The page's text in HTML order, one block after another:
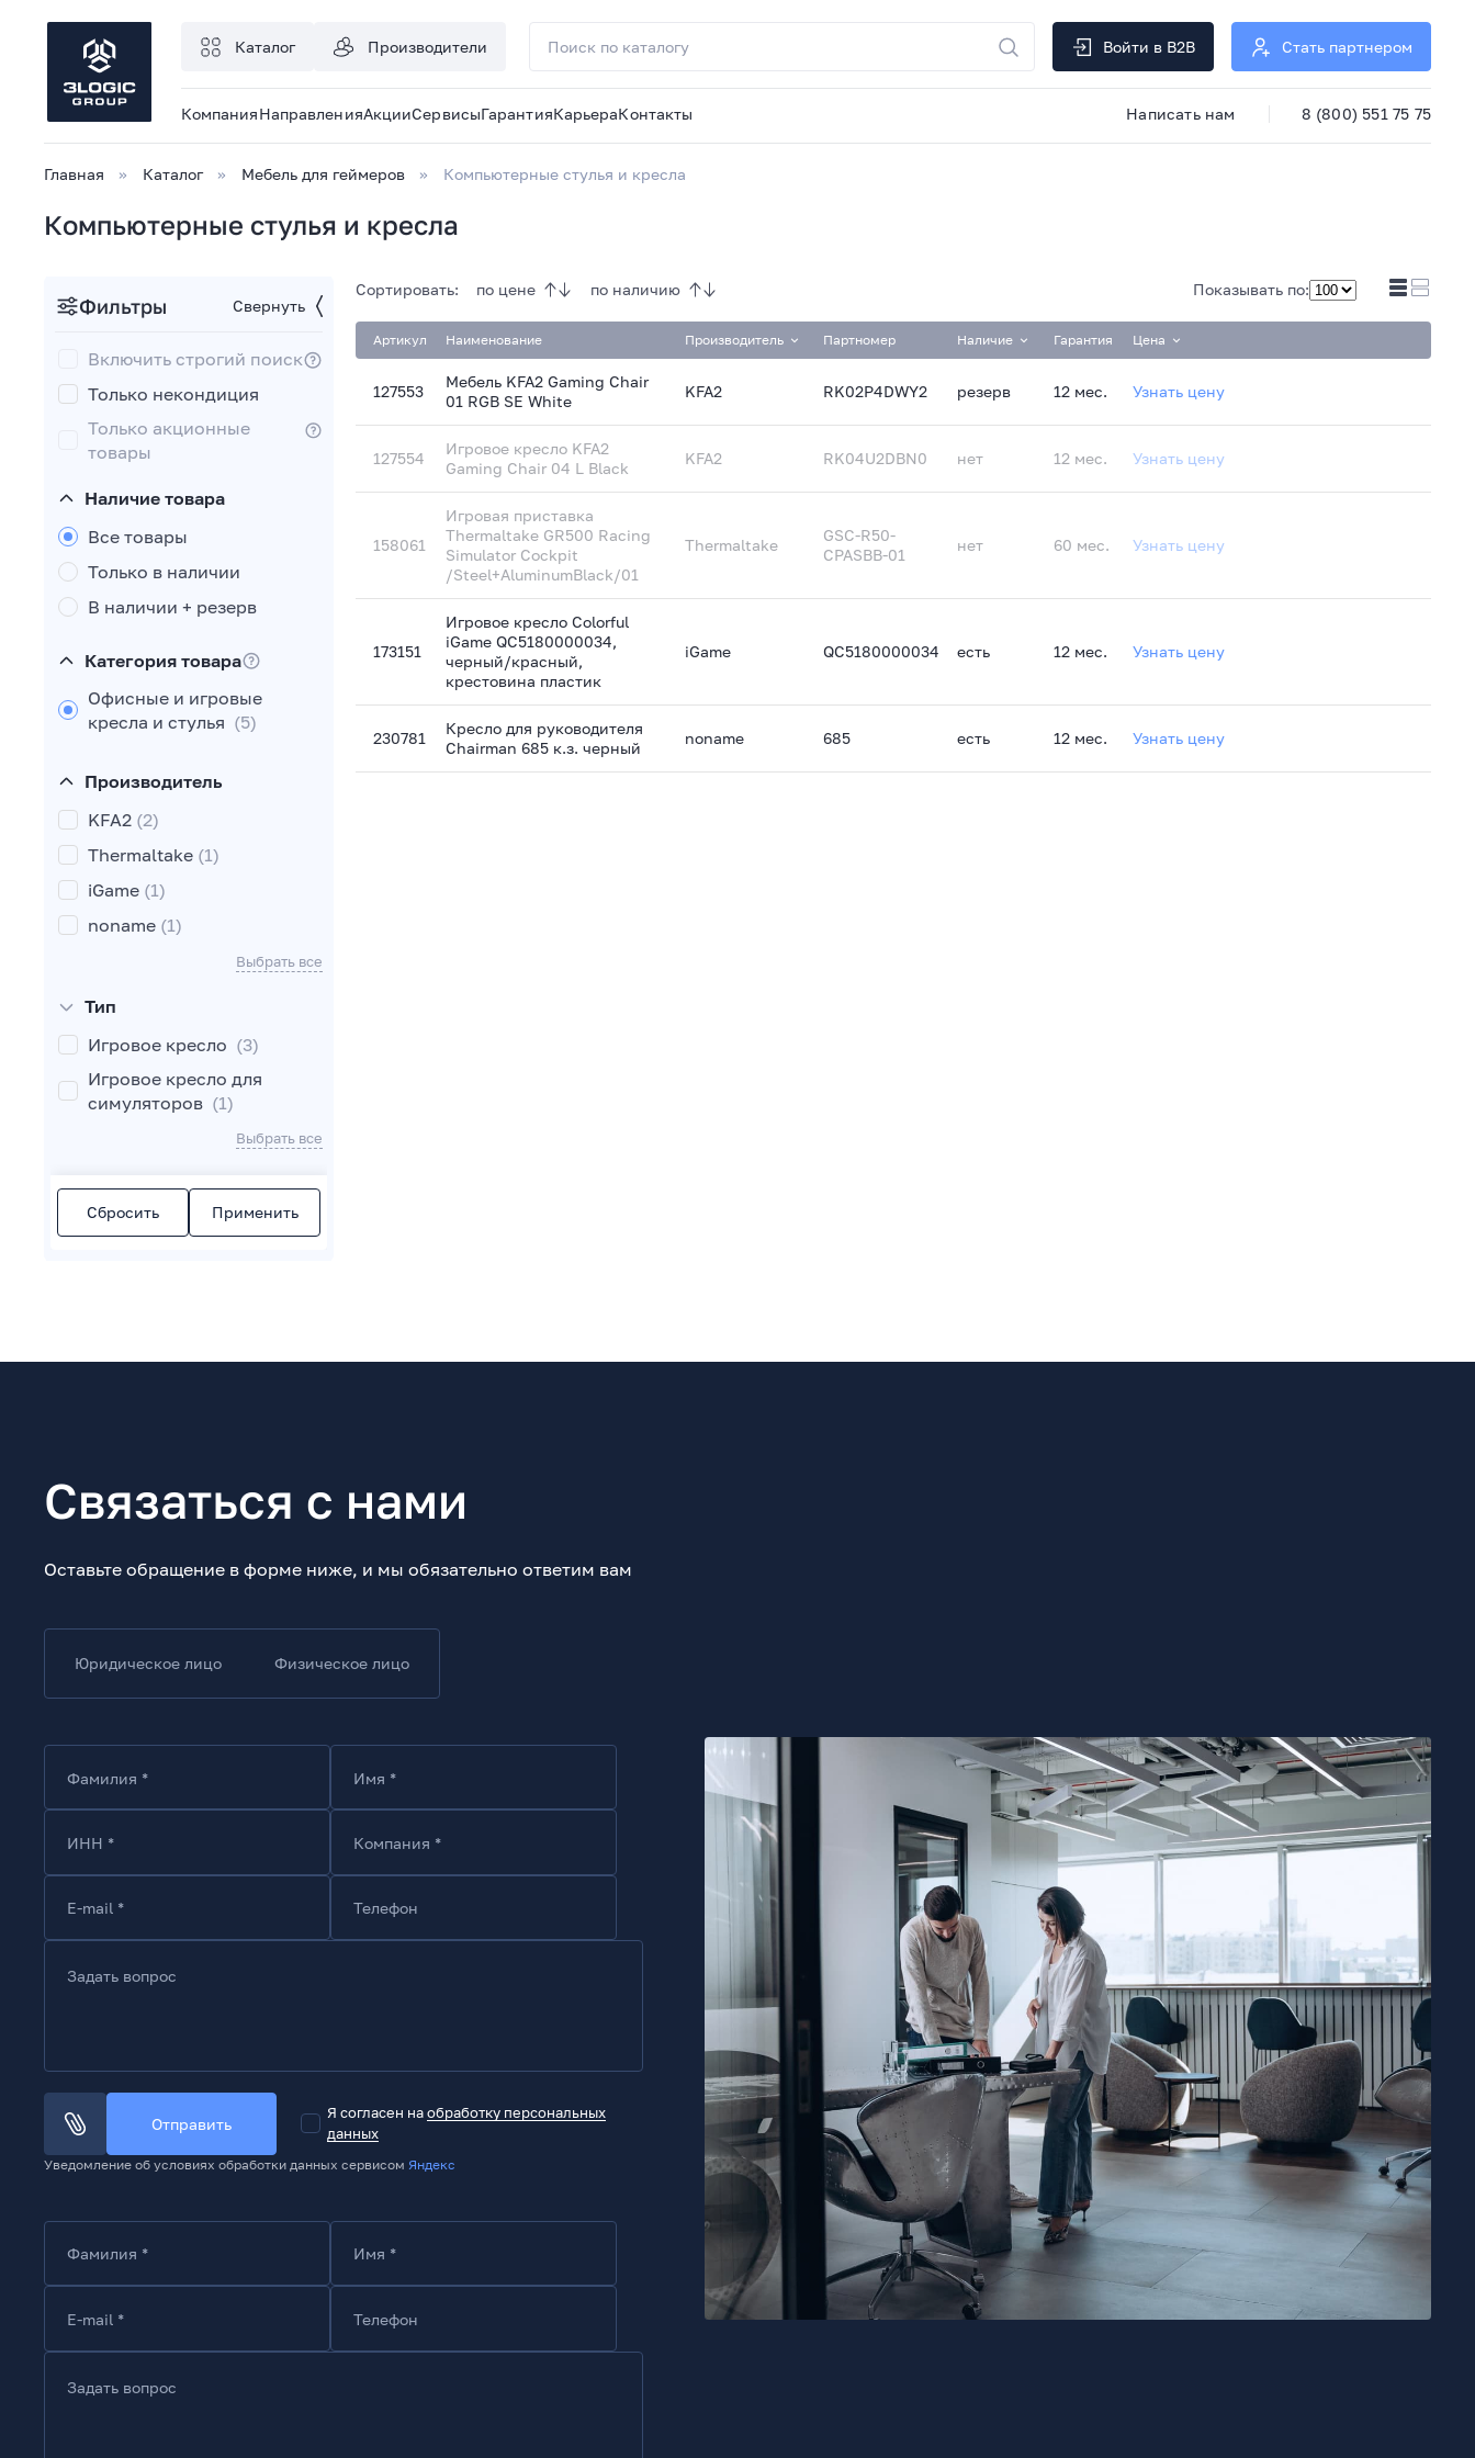
Каталог Производители Войти в B2B Стать партнером
КомпанияНаправленияАкцииСервисыГарантияКарьераКонтакты Написать нам 8 (800) 551 75 75
Главная Каталог Мебель для геймеров Компьютерные стулья и кресла
Компьютерные стулья и кресла
Список
товаров
Фильтры Свернуть
Включить строгий поиск
Только некондиция
Только акционные
товары
Наличие товара
Все товары
Только в наличии
В наличии + резерв
Категория товара
Офисные и игровые
кресла и стулья (5)
Производитель
KFA2 (2)
Thermaltake (1)
iGame (1)
noname (1)
Выбрать все
Тип
Игровое кресло (3)
Игровое кресло для
симуляторов (1)
Выбрать все
Сбросить Применить
Сортировать: по цене по наличию Показывать по:
Артикул Наименование Производитель Партномер Наличие Гарантия Цена
127553
Мебель KFA2 Gaming Chair
01 RGB SE White
KFA2 RK02P4DWY2 резерв 12 мес. Узнать цену
127554
Игровое кресло KFA2
Gaming Chair 04 L Black
KFA2 RK04U2DBN0 нет 12 мес. Узнать цену
158061
Игровая приставка
Thermaltake GR500 Racing
Simulator Cockpit
/Steel+AluminumBlack/01
Thermaltake
GSC-R50-
CPASBB-01
нет 60 мес. Узнать цену
173151
Игровое кресло Colorful
iGame QC5180000034,
черный/красный,
крестовина пластик
iGame QC5180000034 есть 12 мес. Узнать цену
230781
Кресло для руководителя
Chairman 685 к.з. черный
noname 685 есть 12 мес. Узнать цену
Связаться с нами
Оставьте обращение в форме ниже, и мы обязательно ответим вам
Юридическое лицо Физическое лицо
Фамилия * Имя *
ИНН * Компания *
E-mail * Телефон
Задать вопрос
Отправить
Я согласен наобработку персональных
данных
Уведомление об условиях обработки данных сервисом Яндекс
Фамилия * Имя *
E-mail * Телефон
Задать вопрос